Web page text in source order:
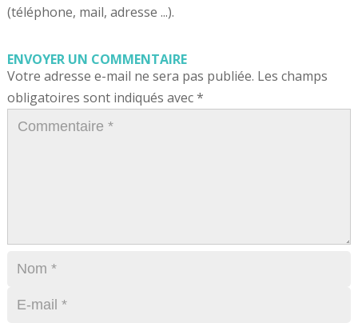
(téléphone, mail, adresse ...).
ENVOYER UN COMMENTAIRE
Votre adresse e-mail ne sera pas publiée. Les champs
obligatoires sont indiqués avec*